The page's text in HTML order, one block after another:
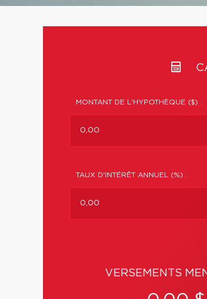
MONTANT DE L'HYPOTHÈQUE ($) :
TAUX D'INTÉRÊT ANNUEL (%) :
VERSEMENTS